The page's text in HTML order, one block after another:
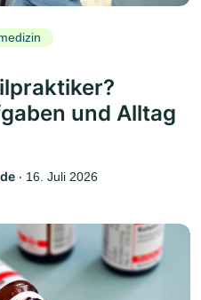
und Alltag
‧ 16. Juli 2026